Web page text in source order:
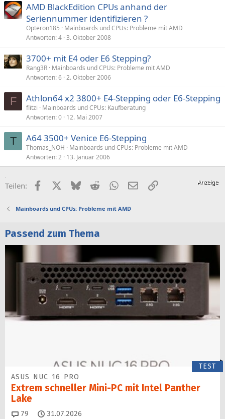
AMD BlackEdition CPUs anhand der
Seriennummer identifizieren ?
Opteron185
Mainboards und CPUs: Probleme mit AMD
Antworten 4 3. Oktober 2008
3700+ mit E4 oder E6 Stepping?
Rang3R Mainboards und CPUs: Probleme mit AMD
Antworten 6 2. Oktober 2006
F Athlon64 x2 3800+ E4-Stepping oder E6-Stepping
flitzi
Mainboards und CPUs: Kaufberatung
Antworten 0 12. Mai 2007
T A64 3500+ Venice E6-Stepping
Thomas_NOH
Mainboards und CPUs: Probleme mit AMD
Antworten 2 13. Januar 2006
Teilen: FacebookX (Twitter)
BlueskyRedditWhatsApp
E-MailLink
Mainboards und CPUs: Probleme mit AMD
Passend zum Thema
TEST
ASUS NUC 16 PRO
Extrem schneller Mini-PC mit Intel Panther
Lake
79 Kommentare
31.07.2026